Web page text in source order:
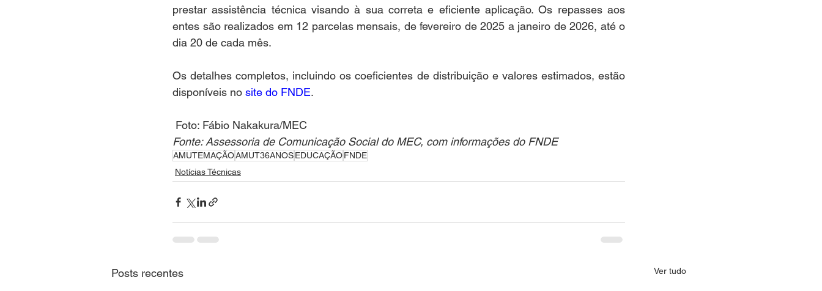
prestar assistência técnica visando à sua correta e eficiente aplicação. Os repasses aos
entes são realizados em 12 parcelas mensais, de fevereiro de 2025 a janeiro de 2026, até o
dia 20 de cada mês.
Os detalhes completos, incluindo os coeficientes de distribuição e valores estimados, estão
disponíveis no site do FNDE.
Foto: Fábio Nakakura/MEC
Fonte: Assessoria de Comunicação Social do MEC, com informações do FNDE
AMUTEMAÇÃOAMUT36ANOSEDUCAÇÃOFNDE
Notícias Técnicas
Posts recentes Ver tudo